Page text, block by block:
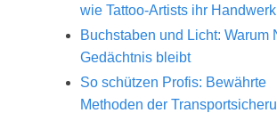
wie Tattoo-Artists ihr
Buchstaben und Licht: Warum
Gedächtnis bleibt
So schützen Profis: Bewährte
Methoden der